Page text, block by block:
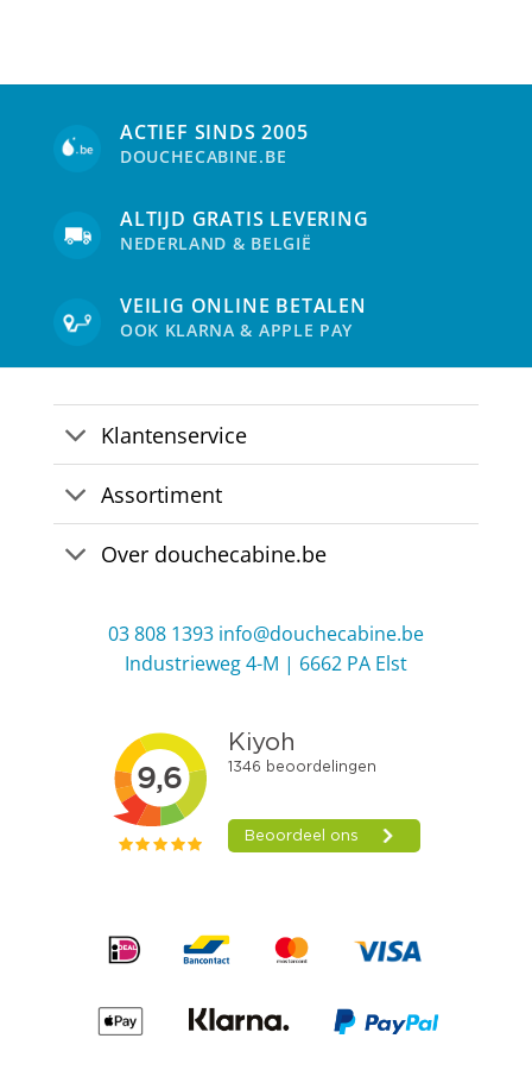
ACTIEF SINDS 2005
DOUCHECABINE.BE
ALTIJD GRATIS LEVERING
NEDERLAND & BELGIË
VEILIG ONLINE BETALEN
OOK KLARNA & APPLE PAY
Klantenservice
Assortiment
Over douchecabine.be
03 808 1393 info@douchecabine.be
Industrieweg 4-M | 6662 PA Elst